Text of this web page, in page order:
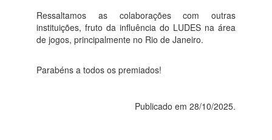
Ressaltamos as colaborações com outras
instituições, fruto da influência do LUDES na área
de jogos, principalmente no Rio de Janeiro.
Parabéns a todos os premiados!
Publicado em 28/10/2025.